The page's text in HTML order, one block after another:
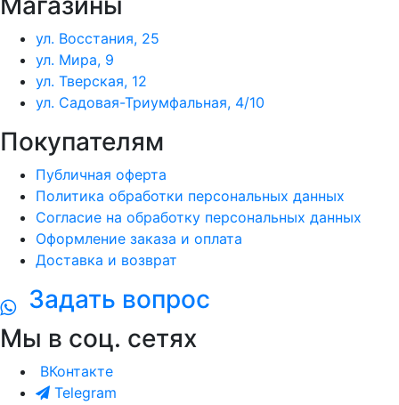
ул. Восстания, 25
ул. Мира, 9
ул. Тверская, 12
ул. Садовая-Триумфальная, 4/10
Покупателям
Публичная оферта
Политика обработки персональных данных
Согласие на обработку персональных данных
Оформление заказа и оплата
Доставка и возврат
Задать вопрос
Мы в соц. сетях
ВКонтакте
Telegram